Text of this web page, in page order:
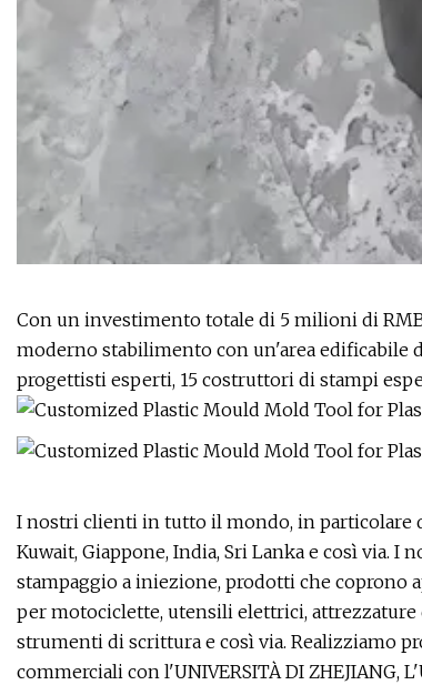
Con un investimento totale di 5 milioni di RMB,
moderno stabilimento con un'area edificabile
progettisti esperti, 15 costruttori di stampi
I nostri clienti in tutto il mondo, in particolare
Kuwait, Giappone, India, Sri Lanka e così via.
stampaggio a iniezione, prodotti che coprono
per motociclette, utensili elettrici,
strumenti di scrittura e così via. Realizziamo
commerciali con l'UNIVERSITÀ DI ZHEJIANG,